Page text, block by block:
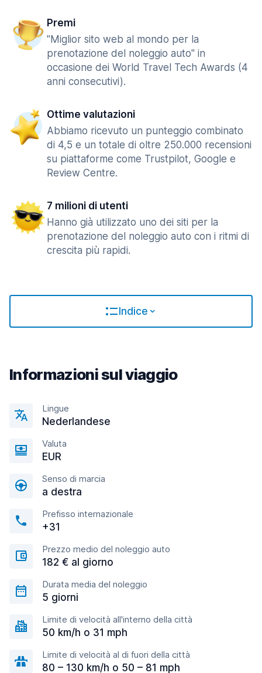
Premi
"Miglior sito web al mondo per la
prenotazione del noleggio auto" in
occasione dei World Travel Tech Awards (4
anni consecutivi).
Ottime valutazioni
Abbiamo ricevuto un punteggio combinato
di 4,5 e un totale di oltre 250.000 recensioni
su piattaforme come Trustpilot, Google e
Review Centre.
7 milioni di utenti
Hanno già utilizzato uno dei siti per la
prenotazione del noleggio auto con i ritmi di
crescita più rapidi.
Indice
Informazioni sul viaggio
Lingue
Nederlandese
Valuta
EUR
Senso di marcia
a destra
Prefisso internazionale
+31
Prezzo medio del noleggio auto
182 € al giorno
Durata media del noleggio
5 giorni
Limite di velocità all'interno della città
50 km/h o 31 mph
Limite di velocità al di fuori della città
80 – 130 km/h o 50 – 81 mph